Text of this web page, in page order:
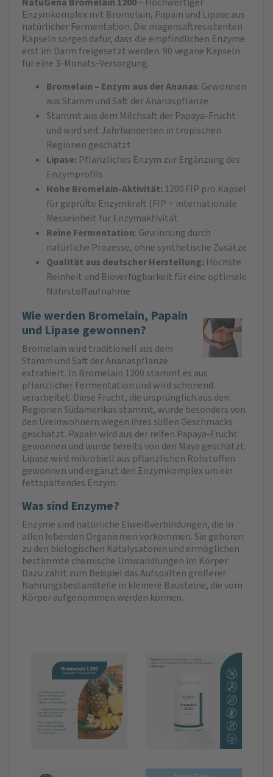
Enzymkomplex mit Bromelain, Papain und Lipase aus
natürlicher Fermentation. Die magensaftresistenten
Kapseln sorgen dafür, dass die empfindlichen Enzyme
erst im Darm freigesetzt werden. 90 vegane Kapseln
für eine 3-Monats-Versorgung.
Bromelain – Enzym aus der Ananas: Gewonnen
aus Stamm und Saft der Ananaspflanze
Stammt aus dem Milchsaft der Papaya-Frucht
und wird seit Jahrhunderten in tropischen
Regionen geschätzt
Lipase: Pflanzliches Enzym zur Ergänzung des
Enzymprofils
Hohe Bromelain-Aktivität: 1200 FIP pro Kapsel
für geprüfte Enzymkraft (FIP = internationale
Messeinheit für Enzymaktivität
Reine Fermentation: Gewinnung durch
natürliche Prozesse, ohne synthetische Zusätze
Qualität aus deutscher Herstellung: Höchste
Reinheit und Bioverfügbarkeit für eine optimale
Nährstoffaufnahme
Wie werden Bromelain, Papain
und Lipase gewonnen?
Bromelain wird traditionell aus dem
Stamm und Saft der Ananaspflanze
extrahiert. In Bromelain 1200 stammt es aus
pflanzlicher Fermentation und wird schonend
verarbeitet. Diese Frucht, die ursprünglich aus den
Regionen Südamerikas stammt, wurde besonders von
den Ureinwohnern wegen ihres süßen Geschmacks
geschätzt. Papain wird aus der reifen Papaya-Frucht
gewonnen und wurde bereits von den Maya geschätzt.
Lipase wird mikrobiell aus pflanzlichen Rohstoffen
gewonnen und ergänzt den Enzymkomplex um ein
fettspaltendes Enzym.
Was sind Enzyme?
Enzyme sind natürliche Eiweißverbindungen, die in
allen lebenden Organismen vorkommen. Sie gehören
zu den biologischen Katalysatoren und ermöglichen
bestimmte chemische Umwandlungen im Körper.
Dazu zählt zum Beispiel das Aufspalten größerer
Nahrungsbestandteile in kleinere Bausteine, die vom
Körper aufgenommen werden können.